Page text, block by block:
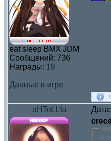
eat sleep BMX JDM
Сообщений: 736
Награды: 19
Данные в игре
aHToLLIa
не